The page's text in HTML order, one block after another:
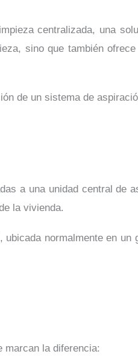
centralizada, una
sino que también
de un sistema de
a una unidad central de
la vivienda.
normalmente en
marcan la diferencia: